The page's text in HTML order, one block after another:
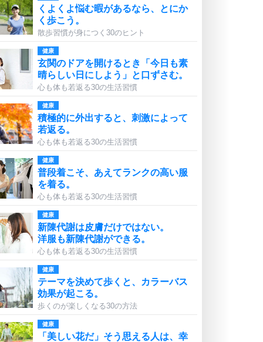
くよくよ悩む暇があるなら、とにか
く歩こう。
散歩習慣が身につく30のヒント
健康
玄関のドアを開けるとき「今日も素
晴らしい日にしよう」と口ずさむ。
心も体も若返る30の生活習慣
健康
積極的に外出すると、刺激によって
若返る。
心も体も若返る30の生活習慣
健康
普段着こそ、あえてランクの高い服
を着る。
心も体も若返る30の生活習慣
健康
新陳代謝は皮膚だけではない。
洋服も新陳代謝ができる。
心も体も若返る30の生活習慣
健康
テーマを決めて歩くと、カラーバス
効果が起こる。
歩くのが楽しくなる30の方法
健康
「美しい花だ」そう思える人は、幸